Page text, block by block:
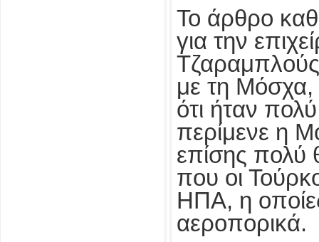
Το άρθρο
για την
με τη Μόσχα,
ότι ήταν
περίμενε η
επίσης πολύ
που οι
ΗΠΑ, η
αεροπορικά.